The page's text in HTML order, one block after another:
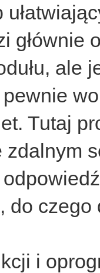
głównie
ale
Tutaj
zdalnym
do czego
i